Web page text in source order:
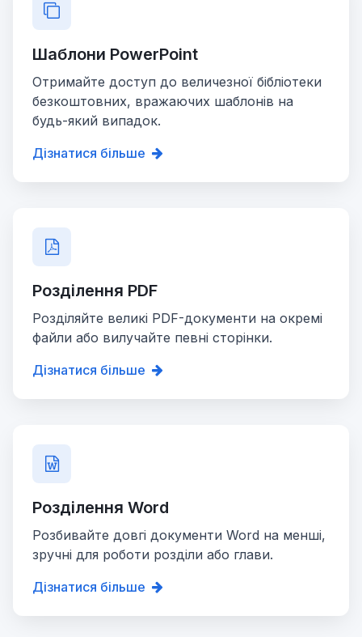
Шаблони PowerPoint
Отримайте доступ до величезної бібліотеки
безкоштовних, вражаючих шаблонів на
будь-який випадок.
Дізнатися більше
Розділення PDF
Розділяйте великі PDF-документи на окремі
файли або вилучайте певні сторінки.
Дізнатися більше
Розділення Word
Розбивайте довгі документи Word на менші,
зручні для роботи розділи або глави.
Дізнатися більше